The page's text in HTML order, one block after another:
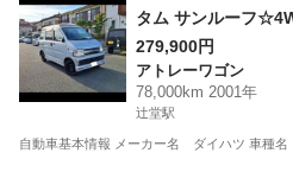
タム サンルーフ
ーディオ☆キーレス
279,900円
アトレーワゴン
78,000km 2001年
辻堂駅
自動車基本情報 メーカー名 ダイハツ 車種